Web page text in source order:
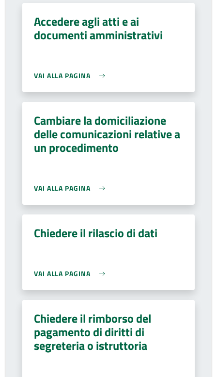
Accedere agli atti e ai
documenti amministrativi
VAI ALLA PAGINA
Cambiare la domiciliazione
delle comunicazioni relative a
un procedimento
VAI ALLA PAGINA
Chiedere il rilascio di dati
VAI ALLA PAGINA
Chiedere il rimborso del
pagamento di diritti di
segreteria o istruttoria